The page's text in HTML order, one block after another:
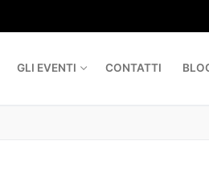
GLI EVENTI CONTATTI